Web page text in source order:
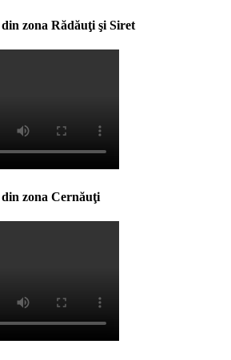
zona Rădăuţi şi Siret
zona Cernăuţi